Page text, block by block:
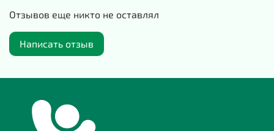
кармашка, в которых можно хранить разные мелочи.
Качественный материал выдержит многократные
стирки.
качество и стиль – главный принцип создания изделий
для наших маленьких покупателей. Жакет идеально
Отзывов еще никто не оставлял
Написать отзыв